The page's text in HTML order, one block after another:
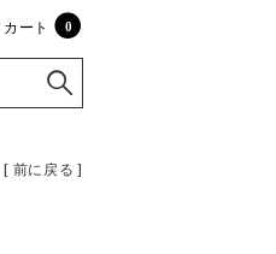
カート 0
[ 前に戻る ]